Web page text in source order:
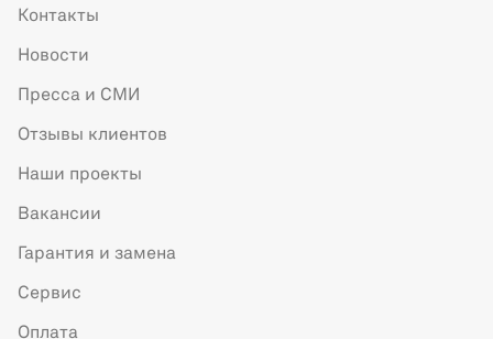
Контакты
Новости
Пресса и СМИ
Отзывы клиентов
Наши проекты
Вакансии
Гарантия и замена
Сервис
Оплата